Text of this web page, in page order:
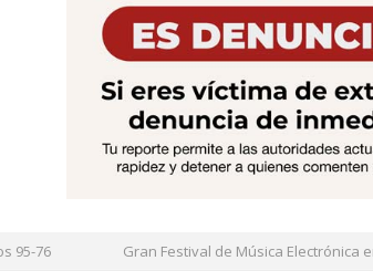
76 Gran Festival de Música Electrónica en